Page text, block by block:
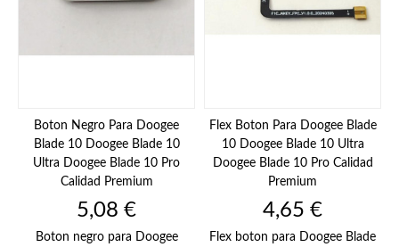
Boton Negro Para Doogee
Blade 10 Doogee Blade 10
Ultra Doogee Blade 10 Pro
Calidad Premium
Precio
5,08 €
Boton negro para Doogee
Flex Boton Para Doogee Blade
10 Doogee Blade 10 Ultra
Doogee Blade 10 Pro Calidad
Premium
Precio
4,65 €
Flex boton para Doogee Blade